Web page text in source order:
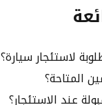
لاستئجار سيارة؟
المتاحة؟
عند الاستئجار؟